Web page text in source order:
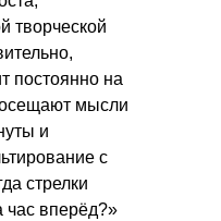
творческой
постоянно на
мысли
и
с
стрелки
час вперёд?»